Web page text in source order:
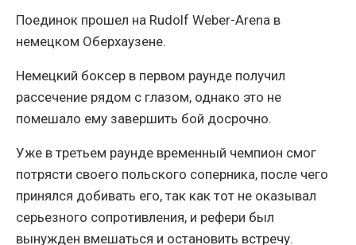
Поединок прошел на Rudolf Weber-Arena в
немецком Оберхаузене.
Немецкий боксер в первом раунде получил
рассечение рядом с глазом, однако это не
помешало ему завершить бой досрочно.
Уже в третьем раунде временный чемпион смог
потрясти своего польского соперника, после чего
принялся добивать его, так как тот не оказывал
серьезного сопротивления, и рефери был
вынужден вмешаться и остановить встречу.